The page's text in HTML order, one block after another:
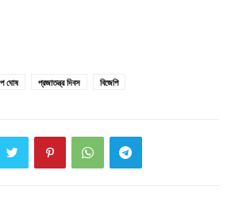
ঘোষ প্রজাতন্ত্র দিবস বিজেপি